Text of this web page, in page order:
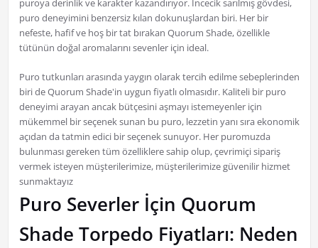
puroya derinlik ve karakter kazandırıyor. İncecik sarılmış gövdesi,
puro deneyimini benzersiz kılan dokunuşlardan biri. Her bir
nefeste, hafif ve hoş bir tat bırakan Quorum Shade, özellikle
tütünün doğal aromalarını sevenler için ideal.
Puro tutkunları arasında yaygın olarak tercih edilme sebeplerinden
biri de Quorum Shade'in uygun fiyatlı olmasıdır. Kaliteli bir puro
deneyimi arayan ancak bütçesini aşmayı istemeyenler için
mükemmel bir seçenek sunan bu puro, lezzetin yanı sıra ekonomik
açıdan da tatmin edici bir seçenek sunuyor. Her puromuzda
bulunması gereken tüm özelliklere sahip olup, çevrimiçi sipariş
vermek isteyen müşterilerimize, müşterilerimize güvenilir hizmet
sunmaktayız
Puro Severler İçin Quorum
Shade Torpedo Fiyatları: Neden